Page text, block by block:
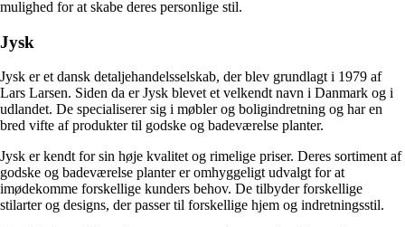
mulighed for at skabe deres personlige stil.
Jysk
Jysk er et dansk detaljehandelsselskab, der blev grundlagt i 1979 af
Lars Larsen. Siden da er Jysk blevet et velkendt navn i Danmark og i
udlandet. De specialiserer sig i møbler og boligindretning og har en
bred vifte af produkter til godske og badeværelse planter.
Jysk er kendt for sin høje kvalitet og rimelige priser. Deres sortiment af
godske og badeværelse planter er omhyggeligt udvalgt for at
imødekomme forskellige kunders behov. De tilbyder forskellige
stilarter og designs, der passer til forskellige hjem og indretningsstil.